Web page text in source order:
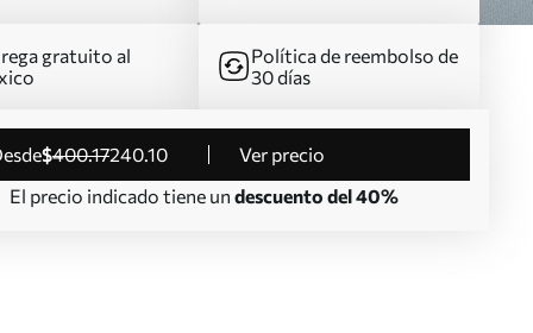
gratuito al
Política de reembolso de
30 días
desde$400.17240.10
Ver precio
El precio indicado tiene un descuento del 40%